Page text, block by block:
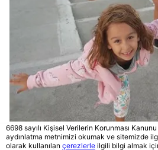
CEREN
6698 sayılı Kişisel Verilerin Korunması
aydınlatma metnimizi okumak ve sitemizde
olarak kullanılan çerezlerle ilgili bilgi almak